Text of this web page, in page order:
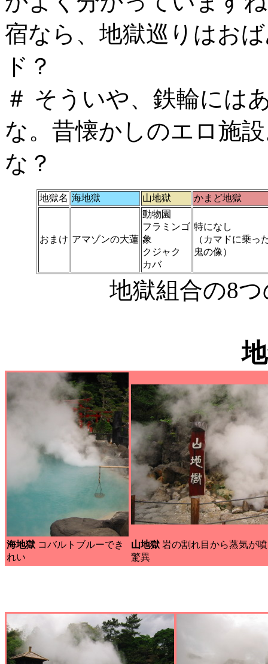
宿なら、地獄巡りはお
ド？
＃ そういや、鉄輪には
な。昔懐かしのエロ施
な？
地獄名 海地獄 山地獄 かまど地獄
おまけ アマゾンの大蓮
動物園
フラミンゴ
象
クジャク
カバ
特になし
（カマドに乗っ
鬼の像）
地獄組合の8
海地獄 コバルトブルーでき
れい
山地獄 岩の割れ目から蒸気が
驚異